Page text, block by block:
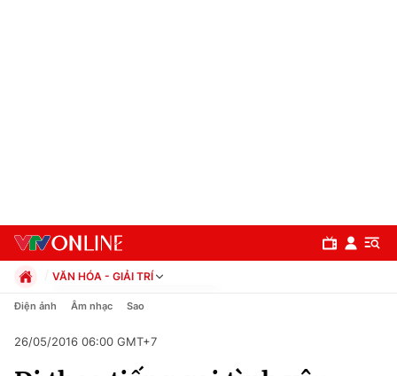
Chuyên mục
VĂN HÓA - GIẢI TRÍ
Chính trị
Pháp luật
Kinh tế
Điện ảnh Âm nhạc Sao
26/05/2016 06:00 GMT+7